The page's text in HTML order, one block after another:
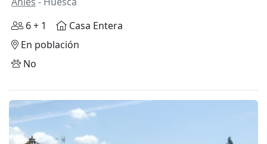
6 + 1
Casa Entera
En población
No